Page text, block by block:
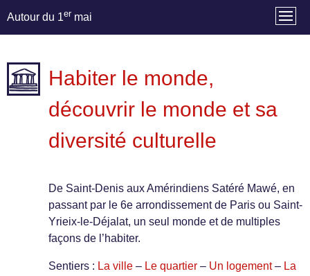
Autour du 1er mai
Habiter le monde,
découvrir le monde et sa
diversité culturelle
De Saint-Denis aux Amérindiens Satéré Mawé, en
passant par le 6e arrondissement de Paris ou Saint-
Yrieix-le-Déjalat, un seul monde et de multiples
façons de l’habiter.
Sentiers : La ville – Le quartier – Un logement– La